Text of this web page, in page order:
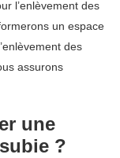
l’enlèvement des
un espace
des
assurons
une
?